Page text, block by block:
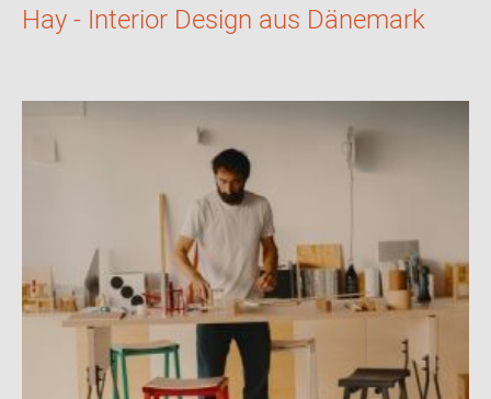
Hay - Interior Design aus Dänemark